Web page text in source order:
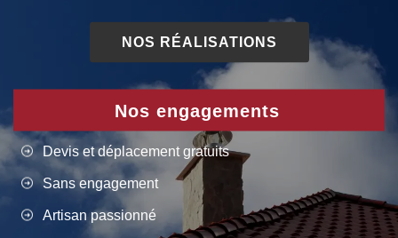
NOS RÉALISATIONS
Nos engagements
Devis et déplacement gratuits
Sans engagement
Artisan passionné